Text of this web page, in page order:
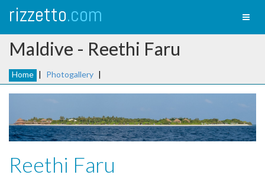
rizzetto.com
Maldive - Reethi Faru
Home | Photogallery |
Reethi Faru